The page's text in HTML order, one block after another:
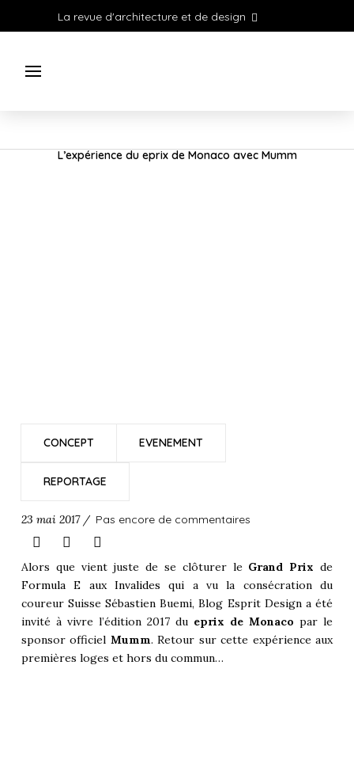
La revue d'architecture et de design
L’expérience du eprix de Monaco avec Mumm
CONCEPT EVENEMENT
REPORTAGE
23 mai 2017 / Pas encore de commentaires
Alors que vient juste de se clôturer le Grand Prix de
Formula E aux Invalides qui a vu la consécration du
coureur Suisse Sébastien Buemi, Blog Esprit Design a été
invité à vivre l’édition 2017 du eprix de Monaco par le
sponsor officiel Mumm. Retour sur cette expérience aux
premières loges et hors du commun…